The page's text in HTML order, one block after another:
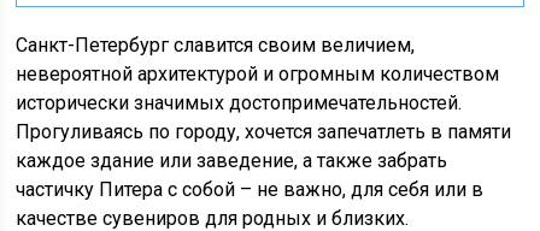
Санкт-Петербург славится своим величием,
невероятной архитектурой и огромным количеством
исторически значимых достопримечательностей.
Прогуливаясь по городу, хочется запечатлеть в памяти
каждое здание или заведение, а также забрать
частичку Питера с собой – не важно, для себя или в
качестве сувениров для родных и близких.